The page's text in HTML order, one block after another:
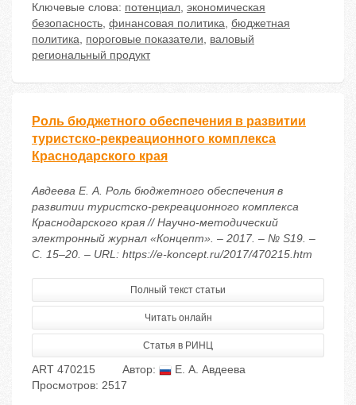
Ключевые слова: потенциал, экономическая
безопасность, финансовая политика, бюджетная
политика, пороговые показатели, валовый
региональный продукт
Роль бюджетного обеспечения в развитии
туристско-рекреационного комплекса
Краснодарского края
Авдеева Е. А. Роль бюджетного обеспечения в
развитии туристско-рекреационного комплекса
Краснодарского края // Научно-методический
электронный журнал «Концепт». – 2017. – № S19. –
С. 15–20. – URL: https://e-koncept.ru/2017/470215.htm
Полный текст статьи
Читать онлайн
Статья в РИНЦ
ART 470215 Автор:
Е. А. Авдеева
Просмотров: 2517